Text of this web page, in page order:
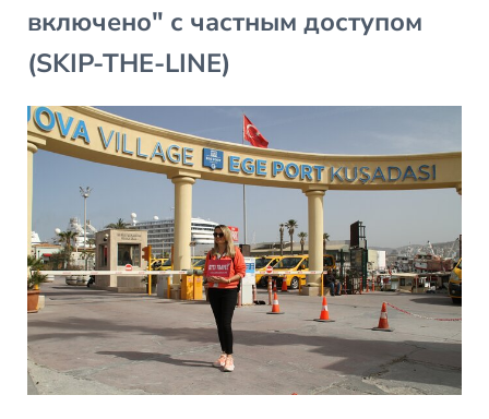
включено" с частным доступом
(SKIP-THE-LINE)